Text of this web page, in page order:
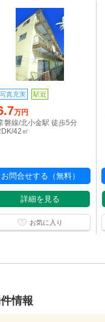
写真充実 駅近
万円
磐線/北小金駅 徒歩5分
42㎡
お問合せする（無料）
詳細を見る
お気に入り
情報